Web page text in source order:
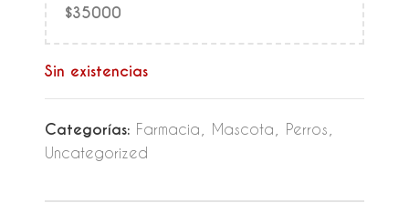
$35000
Sin existencias
Categorías: Farmacia Mascota Perros
Uncategorized